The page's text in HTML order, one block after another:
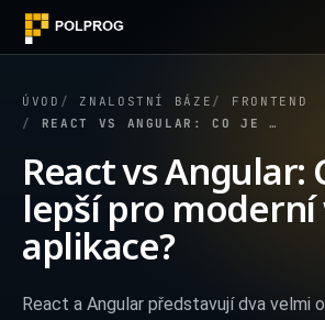
ÚVOD ZNALOSTNÍ BÁZE
FRONTEND
REACT VS ANGULAR: CO JE LEPŠÍ PRO MODERNÍ WEBOVÉ APLIKACE?
React vs Angular:
lepší pro moderní
aplikace?
React a Angular představují dva velmi